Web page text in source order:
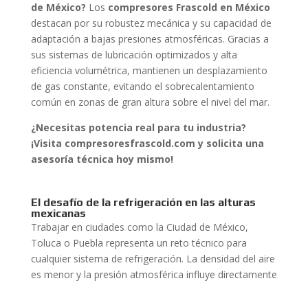
de México? Los compresores Frascold en México
destacan por su robustez mecánica y su capacidad de
adaptación a bajas presiones atmosféricas. Gracias a
sus sistemas de lubricación optimizados y alta
eficiencia volumétrica, mantienen un desplazamiento
de gas constante, evitando el sobrecalentamiento
común en zonas de gran altura sobre el nivel del mar.
¿Necesitas potencia real para tu industria?
¡Visita compresoresfrascold.com y solicita una
asesoría técnica hoy mismo!
El desafío de la refrigeración en las alturas
mexicanas
Trabajar en ciudades como la Ciudad de México,
Toluca o Puebla representa un reto técnico para
cualquier sistema de refrigeración. La densidad del aire
es menor y la presión atmosférica influye directamente